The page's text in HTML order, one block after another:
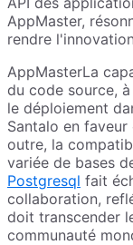
AppMaster,
rendre
AppMasterLa
du code source,
le déploiement
Santalo en
outre, la
variée de bases
Postgresql fait
collaboration,
doit transcender
communauté